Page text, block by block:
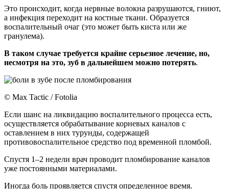
Это происходит, когда нервные волокна разрушаются, гниют,
а инфекция переходит на костные ткани. Образуется
воспалительный очаг (это может быть киста или же
гранулема).
В таком случае требуется крайне серьезное лечение, но,
несмотря на это, зуб в дальнейшем можно потерять.
© Max Tactic / Fotolia
Если шанс на ликвидацию воспалительного процесса есть,
осуществляется обрабатывание корневых каналов с
оставлением в них турунды, содержащей
противовоспалительное средство под временной пломбой.
Спустя 1–2 недели врач проводит пломбирование каналов
уже постоянными материалами.
Иногда боль проявляется спустя определенное время.